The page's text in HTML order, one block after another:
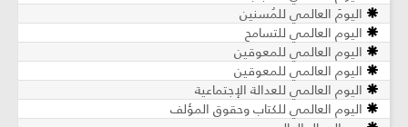
اليومَ العالمي للمُسنين
اليوم العالمي للتسامح
اليوم العالمي للمعوقين
اليوم العالمي للمعوقين
اليوم العالمي للعدالة الإجتماعية
اليوم العالمي للكتاب وحقوق المؤلف